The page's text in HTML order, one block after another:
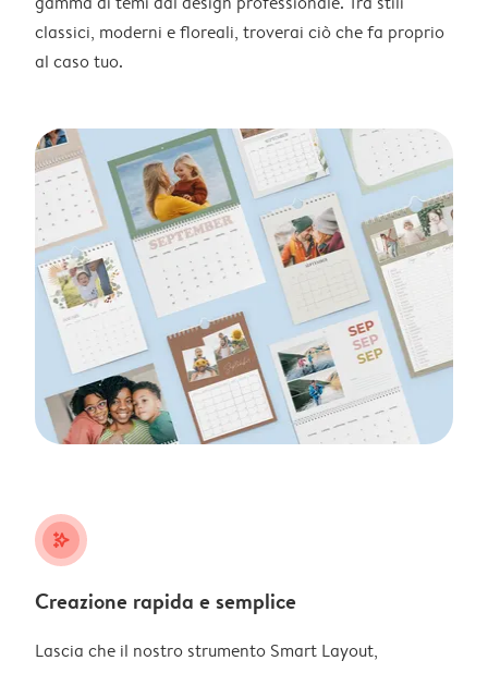
classici, moderni e floreali, troverai ciò che fa proprio
al caso tuo.
stars_plus
Creazione rapida e semplice
Lascia che il nostro strumento Smart Layout,